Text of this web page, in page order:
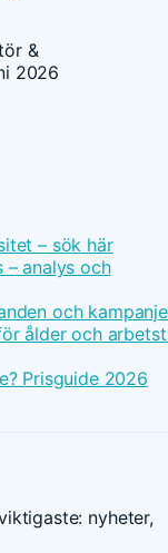
&
2026
– sök här
– analys och
och
ålder och
Prisguide 2026
nyheter,